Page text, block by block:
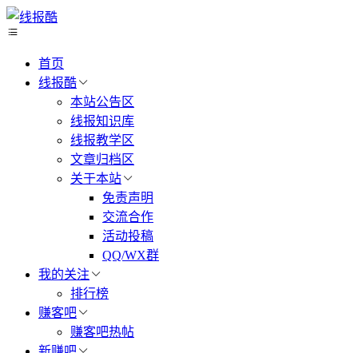
首页
线报酷
本站公告区
线报知识库
线报教学区
文章归档区
关于本站
免责声明
交流合作
活动投稿
QQ/WX群
我的关注
排行榜
赚客吧
赚客吧热帖